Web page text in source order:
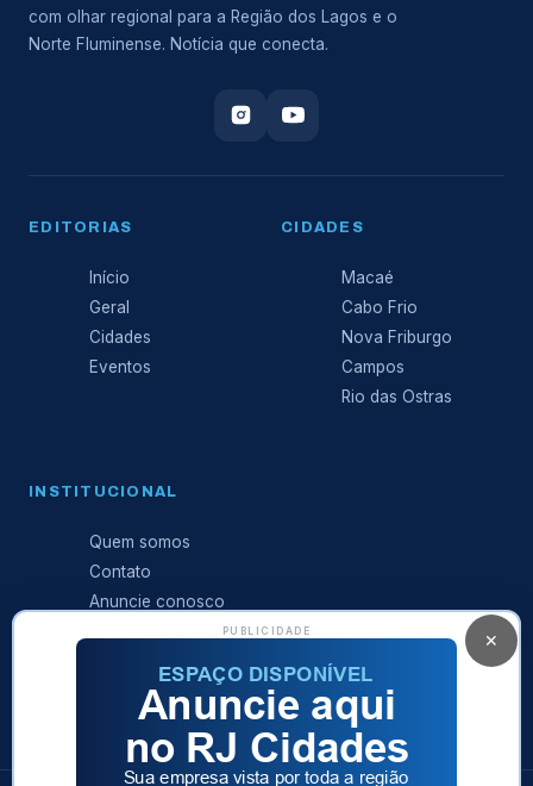
com olhar regional para a Região dos Lagos e o
Norte Fluminense. Notícia que conecta.
EDITORIAS
Início
Geral
Cidades
Eventos
CIDADES
Macaé
Cabo Frio
Nova Friburgo
Campos
Rio das Ostras
INSTITUCIONAL
Quem somos
Contato
Anuncie conosco
privacidade
✕
PUBLICIDADE